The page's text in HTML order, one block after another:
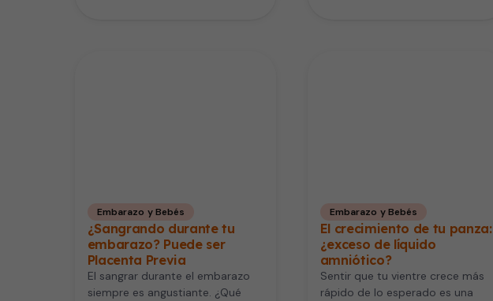
Embarazo y Bebés
¿Sangrando durante tu
embarazo? Puede ser
Placenta Previa
El sangrar durante el embarazo
siempre es angustiante. ¿Qué
Embarazo y Bebés
El crecimiento de tu panza:
¿exceso de líquido
amniótico?
Sentir que tu vientre crece más
rápido de lo esperado es una